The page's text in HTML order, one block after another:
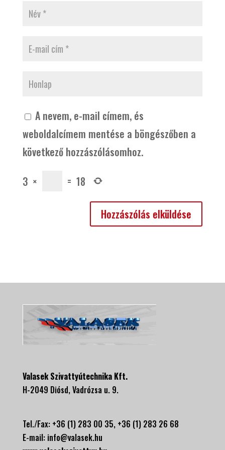
A nevem, e-mail címem, és
weboldalcímem mentése a böngészőben a
következő hozzászólásomhoz.
3 × = 18
Valasek Szivattyútechnika Kft.
H-2049 Diósd, Vadrózsa u. 9.
Tel./Fax: +36 (1) 283 00 35, +36 (1) 283 26 68
E-mail: info@valasek.hu